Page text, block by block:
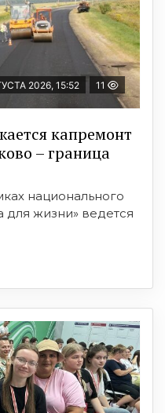
2026, 15:52 11
капремонт
– граница
национального
для жизни» ведется